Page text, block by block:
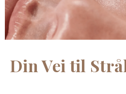
Din Vei til